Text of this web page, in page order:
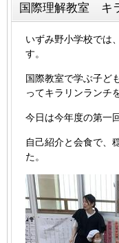
国際理解教室 キ
いずみ野小学校では
す。
国際教室で学ぶ子ど
ってキラリンランチ
今日は今年度の第一
自己紹介と会食で、
た。